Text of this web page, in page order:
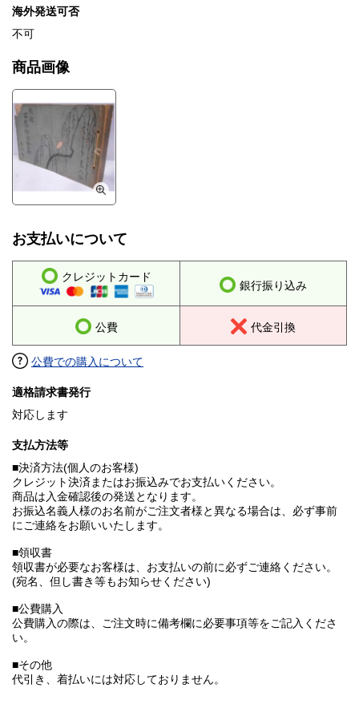
海外発送可否
不可
商品画像
お支払いについて
クレジットカード
銀行振り込み
公費 代金引換
公費での購入について
適格請求書発行
対応します
支払方法等
■決済方法(個人のお客様)
クレジット決済またはお振込みでお支払いください。
商品は入金確認後の発送となります。
お振込名義人様のお名前がご注文者様と異なる場合は、必ず事前
にご連絡をお願いいたします。
■領収書
領収書が必要なお客様は、お支払いの前に必ずご連絡ください。
(宛名、但し書き等もお知らせください)
■公費購入
公費購入の際は、ご注文時に備考欄に必要事項等をご記入くださ
い。
■その他
代引き、着払いには対応しておりません。